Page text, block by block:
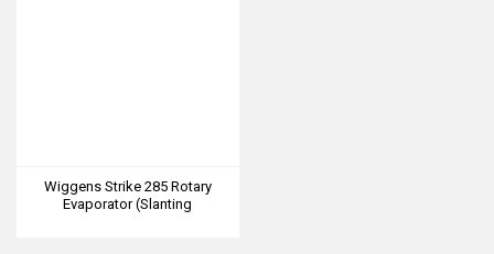
Wiggens Strike 285 Rotary
Evaporator (Slanting